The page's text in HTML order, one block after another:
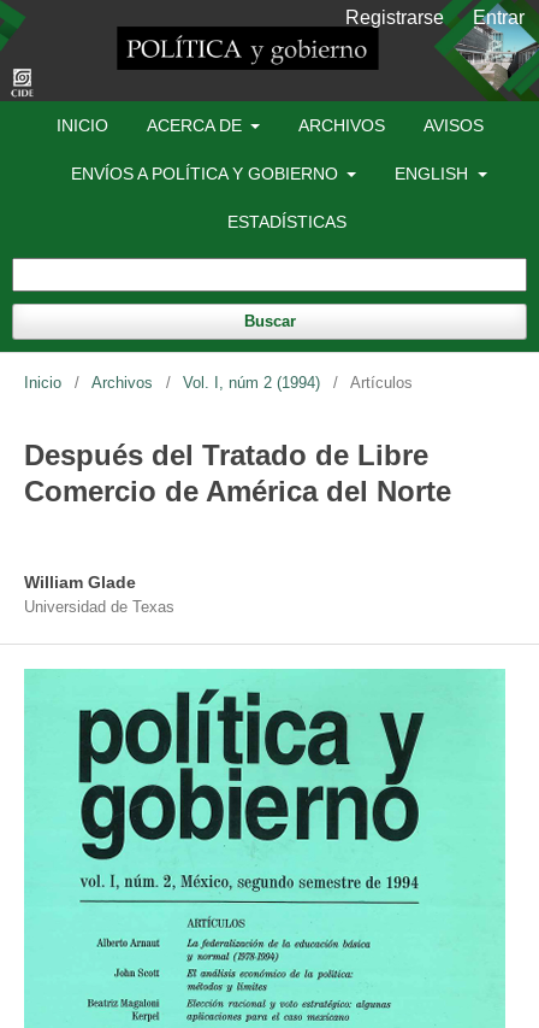
INICIO ACERCA DE ARCHIVOS AVISOS
ENVÍOS A POLÍTICA Y GOBIERNO ENGLISH
ESTADÍSTICAS
Buscar
Registrarse Entrar
Inicio / Archivos / Vol. I, núm 2 (1994) / Artículos
Después del Tratado de Libre
Comercio de América del Norte
William Glade
Universidad de Texas